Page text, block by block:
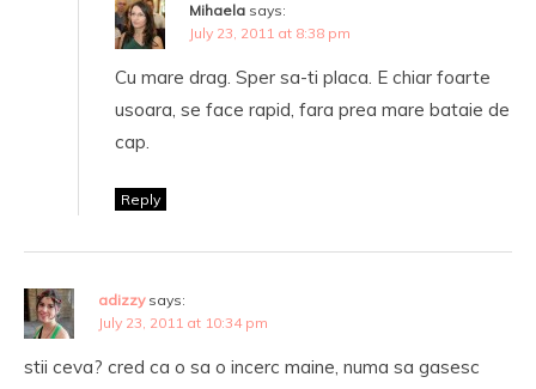
Mihaela says:
July 23, 2011 at 8:38 pm
Cu mare drag. Sper sa-ti placa. E chiar foarte
usoara, se face rapid, fara prea mare bataie de
cap.
Reply
adizzy says:
July 23, 2011 at 10:34 pm
stii ceva? cred ca o sa o incerc maine, numa sa gasesc